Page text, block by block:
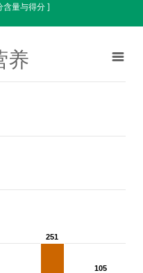
含量与得分 ]
养
251
251
105
105